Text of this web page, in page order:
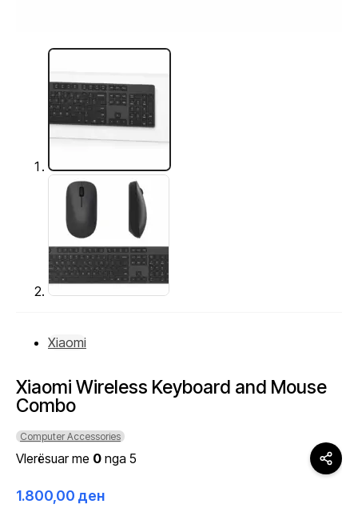
Xiaomi
Xiaomi Wireless Keyboard and Mouse
Combo
Computer Accessories
Vlerësuar me 0 nga 5
1.800,00 ден